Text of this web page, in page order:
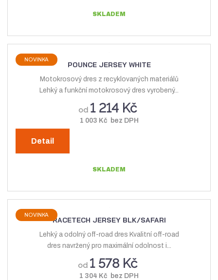
SKLADEM
NOVINKA
POUNCE JERSEY WHITE
od 1 214 Kč
1 003 Kč bez DPH
Detail
SKLADEM
Motokrosový dres z recyklovaných materiálů
Lehký a funkční motokrosový dres vyrobený...
NOVINKA
RACETECH JERSEY BLK/SAFARI
od 1 578 Kč
1 304 Kč bez DPH
Lehký a odolný off-road dres Kvalitní off-road
dres navržený pro maximální odolnost i...